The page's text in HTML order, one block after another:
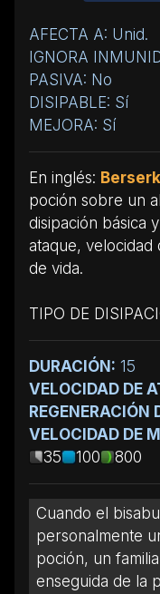
AFECTA A: Unid.
IGNORA
PASIVA: No
DISIPABLE: Sí
MEJORA: Sí
En inglés:
poción sobre un
disipación básica
ataque, velocidad
de vida.
TIPO DE
DURACIÓN: 15
VELOCIDAD DE
REGENERACIÓN
VELOCIDAD DE
35
100 800
Cuando el
personalmente
poción, un
enseguida de la